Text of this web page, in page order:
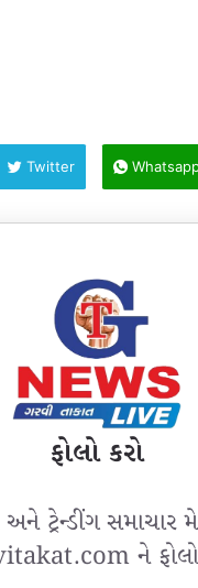
Twitter
ફોલો કરો
અને ટ્રેન્ડીંગ સમાચાર
ને ફોલો